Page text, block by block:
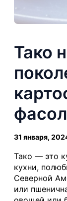
Тако
31 января,
Тако — это
кухни,
Северной
или